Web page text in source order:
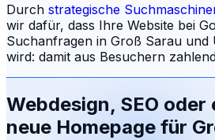
Durch strategische
wir dafür, dass Ihre Website bei
Suchanfragen in Groß Sarau und
wird: damit aus Besuchern
Webdesign, SEO oder
neue Homepage für